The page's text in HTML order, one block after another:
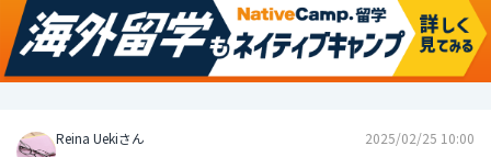
Reina Uekiさん 2025/02/25 10:00